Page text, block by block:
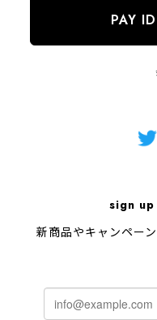
PAY
sign
新商品やキャンペー